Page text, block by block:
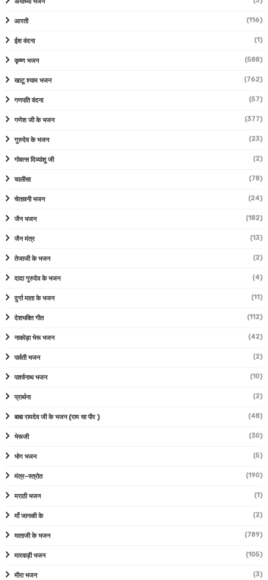
आरती (116)
ईश वंदना (1)
कृष्ण भजन (588)
खाटू श्याम भजन (762)
गणपति वंदना (57)
गणेश जी के भजन (377)
गुरुदेव के भजन (23)
गोवत्स दिव्यांशु जी (2)
चालीसा (78)
चेतावनी भजन (24)
जैन भजन (182)
जैन मंत्र (13)
तेजाजी के भजन (2)
दादा गुरुदेव के भजन (4)
दुर्गा माता के भजन (11)
देशभक्ति गीत (112)
नाकोड़ा भेरू भजन (42)
पार्वती भजन (2)
पार्श्वनाथ भजन (10)
प्रार्थना (2)
बाबा रामदेव जी के भजन (राम सा पीर ) (48)
भेरूजी (30)
भोग भजन (5)
मंत्र-स्त्रोत (190)
मराठी भजन (1)
माँ जानकी के (2)
माताजी के भजन (789)
मारवाड़ी भजन (105)
मीरा भजन (3)